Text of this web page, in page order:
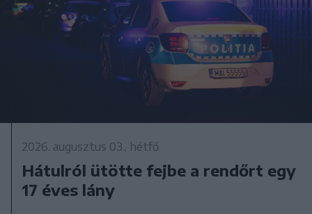
2026. augusztus 03., hétfő
Hátulról ütötte fejbe a rendőrt egy
17 éves lány